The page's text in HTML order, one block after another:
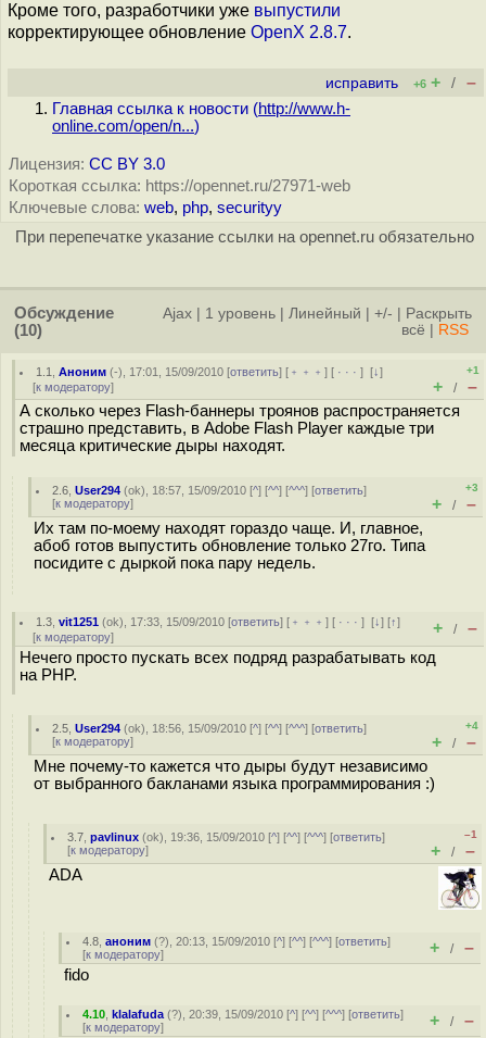
Кроме того, разработчики уже выпустили
корректирующее обновление OpenX 2.8.7.
исправить +6 + / –
Главная ссылка к новости (http://www.h-
online.com/open/n...)
Лицензия: CC BY 3.0
Короткая ссылка: https://opennet.ru/27971-web
Ключевые слова: web, php, securityy
При перепечатке указание ссылки на opennet.ru обязательно
Обсуждение
(10)
Ajax 1 уровень Линейный +/-
Раскрыть
всё
RSS
1.1 ,Аноним (-), 17:01, 15/09/2010 [ответить] [ ﹢﹢﹢] [ · · ·][↓]
[к модератору]
+1
+ / –
А сколько через Flash-баннеры троянов распространяется
страшно представить, в Adobe Flash Player каждые три
месяца критические дыры находят.
2.6 ,User294 (ok), 18:57, 15/09/2010 [^] [^^] [^^^] [ответить]
[к модератору]
+3
+ / –
Их там по-моему находят гораздо чаще. И, главное,
абоб готов выпустить обновление только 27го. Типа
посидите с дыркой пока пару недель.
1.3 ,vit1251 (ok), 17:33, 15/09/2010 [ответить] [ ﹢﹢﹢] [ · · ·][↓] [↑]
[к модератору] + / –
Нечего просто пускать всех подряд разрабатывать код
на PHP.
2.5 ,User294 (ok), 18:56, 15/09/2010 [^] [^^] [^^^] [ответить]
[к модератору]
+4
+ / –
Мне почему-то кажется что дыры будут независимо
от выбранного бакланами языка программирования :)
3.7 ,pavlinux (ok), 19:36, 15/09/2010 [^] [^^] [^^^] [ответить]
[к модератору]
–1
+ / –
ADA
4.8 ,аноним (?), 20:13, 15/09/2010 [^] [^^] [^^^] [ответить]
[к модератору] + / –
fido
4.10 ,klalafuda (?), 20:39, 15/09/2010 [^] [^^] [^^^] [ответить]
[к модератору] + / –